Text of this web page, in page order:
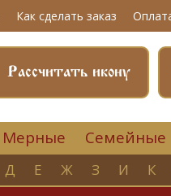
Как сделать заказ
Рассчитать икону
Мерные Семейные
Д Е Ж З И К